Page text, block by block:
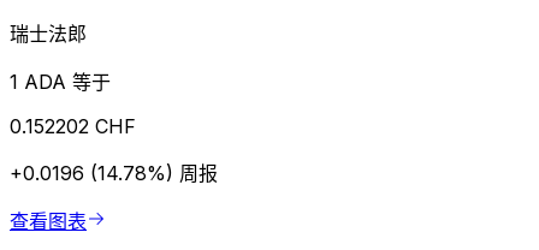
瑞士法郎
1 ADA 等于
0.152202 CHF
+0.0196 (14.78%) 周报
查看图表